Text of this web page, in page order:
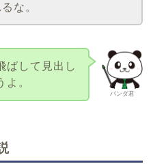
な。
パンダ君
ばして見出し
。